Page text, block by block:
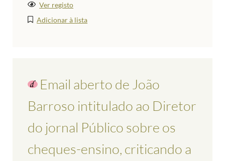
Ver registo
Adicionar à lista
Email aberto de João
Barroso intitulado ao Diretor
do jornal Público sobre os
cheques-ensino, criticando a